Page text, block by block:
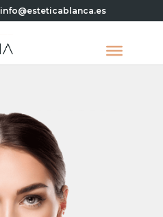
info@esteticablanca.es